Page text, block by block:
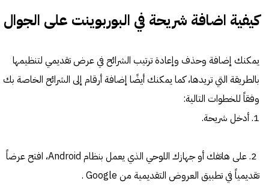
كيفية اضافة شريحة في البوربوينت على الجوال
يمكنك إضافة وحذف وإعادة ترتيب الشرائح في عرض تقديمي لتنظيمها
بالطريقة التي تريدها، كما يمكنك أيضًا إضافة أرقام إلى الشرائح الخاصة بك
وفقاً للخطوات التالية:
1. أدخل شريحة.
2. على هاتفك أو جهازك اللوحي الذي يعمل بنظام Android، افتح عرضاً
تقديمياً في تطبيق العروض التقديمية من Google .